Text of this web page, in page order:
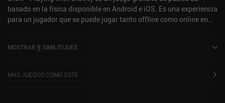
basado en la física disponible en Android e iOS. Es una experiencia
para un jugador que se puede jugar tanto offline como online en
Play y de 4,8 sobre 5,0 en la App Store de iOS.
MOSTRAR 9 SIMILITUDES
MÁS JUEGOS COMO ESTE